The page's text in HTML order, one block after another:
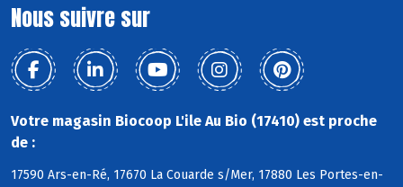
Nous suivre sur
Votre magasin Biocoop L'ile Au Bio (17410) est proche
de :
17590 Ars-en-Ré, 17670 La Couarde s/Mer, 17880 Les Portes-en-